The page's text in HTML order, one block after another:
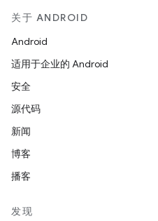
关于 ANDROID
Android
适用于企业的 Android
安全
源代码
新闻
博客
播客
发现